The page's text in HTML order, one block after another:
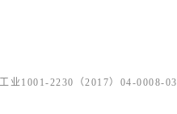
业1001-2230（2017）04-0008-03.